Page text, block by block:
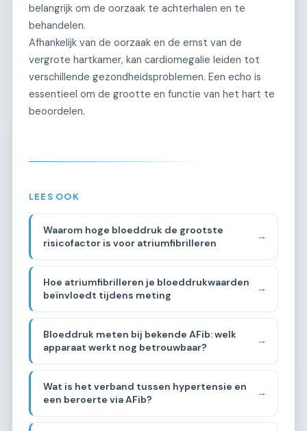
belangrijk om de oorzaak te achterhalen en te
behandelen.
Afhankelijk van de oorzaak en de ernst van de
vergrote hartkamer, kan cardiomegalie leiden tot
verschillende gezondheidsproblemen. Een echo is
essentieel om de grootte en functie van het hart te
beoordelen.
LEES OOK
Waarom hoge bloeddruk de grootste
risicofactor is voor atriumfibrilleren
→
Hoe atriumfibrilleren je bloeddrukwaarden
beïnvloedt tijdens meting
→
Bloeddruk meten bij bekende AFib: welk
apparaat werkt nog betrouwbaar?
→
Wat is het verband tussen hypertensie en
een beroerte via AFib?
→